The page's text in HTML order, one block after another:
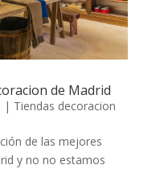
de Madrid
| Tiendas decoracion
de las mejores
y no no estamos